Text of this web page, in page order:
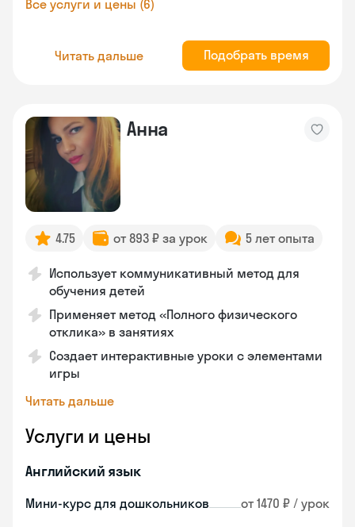
Все услуги и цены (6)
Читать дальше Подобрать время
Анна
4.75 от 893 ₽ за урок 5 лет опыта
Использует коммуникативный метод для
обучения детей
Применяет метод «Полного физического
отклика» в занятиях
Создает интерактивные уроки с элементами
игры
Читать дальше
Услуги и цены
Английский язык
Мини-курс для дошкольников от 1470 ₽ / урок